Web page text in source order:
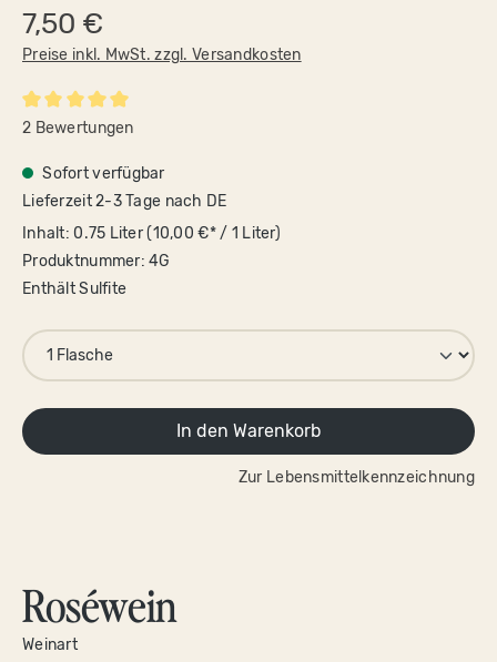
7,50 €
Preise inkl. MwSt. zzgl. Versandkosten
Durchschnittliche Bewertung von 5 von 5 Sternen
2 Bewertungen
Sofort verfügbar
Lieferzeit 2-3 Tage nach DE
Inhalt:0.75 Liter(10,00 €* / 1 Liter)
Produktnummer:4G
Enthält Sulfite
In den Warenkorb
Zur Lebensmittelkennzeichnung
Roséwein
Weinart